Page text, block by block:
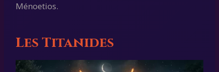
Ménoetios.
Les Titanides